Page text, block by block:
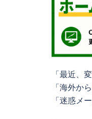
「最近、
「海外か
「迷惑メ